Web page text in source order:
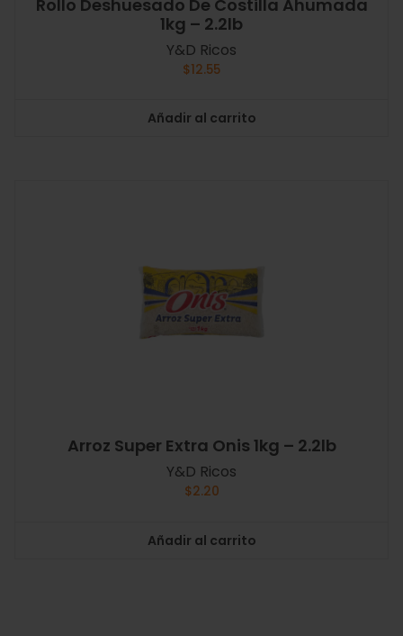
Rollo Deshuesado De Costilla Ahumada
1kg – 2.2lb
Y&D Ricos
$12.55
Añadir al carrito
Arroz Super Extra Onis 1kg – 2.2lb
Y&D Ricos
$2.20
Añadir al carrito